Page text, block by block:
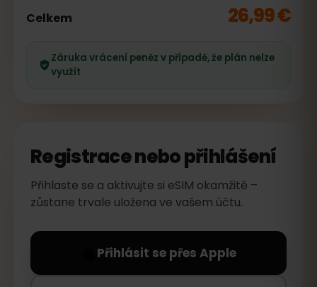
Celkem 26,99 €
Záruka vrácení peněz v případě, že plán nelze
využít
Registrace nebo přihlášení
Přihlaste se a aktivujte si eSIM okamžitě –
zůstane trvale uložena ve vašem účtu.
Přihlásit se přes Apple